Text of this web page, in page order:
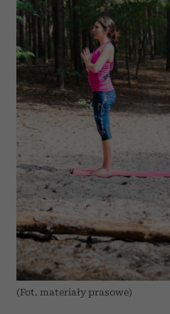
(Fot. materiały prasowe)